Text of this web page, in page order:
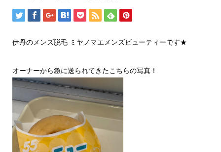
伊丹のメンズ脱毛 ミヤノマエメンズビューティーです★
オーナーから急に送られてきたこちらの写真！